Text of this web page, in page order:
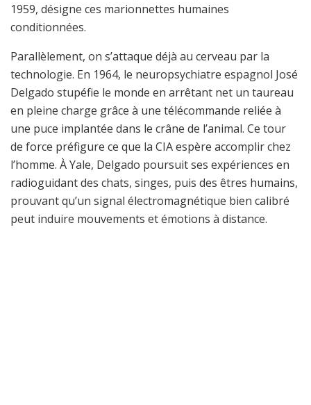
1959, désigne ces marionnettes humaines
conditionnées.
Parallèlement, on s’attaque déjà au cerveau par la
technologie. En 1964, le neuropsychiatre espagnol José
Delgado stupéfie le monde en arrêtant net un taureau
en pleine charge grâce à une télécommande reliée à
une puce implantée dans le crâne de l’animal. Ce tour
de force préfigure ce que la CIA espère accomplir chez
l’homme. À Yale, Delgado poursuit ses expériences en
radioguidant des chats, singes, puis des êtres humains,
prouvant qu’un signal électromagnétique bien calibré
peut induire mouvements et émotions à distance.